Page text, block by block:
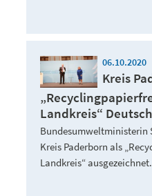
06.10.2020
Kreis
Landkreis“
Bundesumweltministerin
Kreis Paderborn als
Landkreis“ ausgezeichnet.